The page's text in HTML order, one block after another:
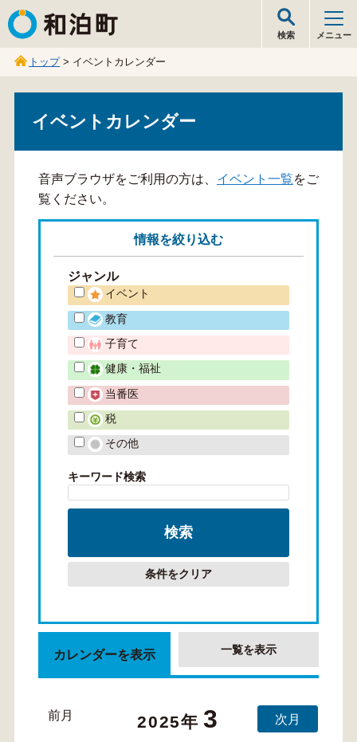
和泊町
検索 メニュー
トップ> イベントカレンダー
イベントカレンダー
音声ブラウザをご利用の方は、 イベント一覧をご
覧ください。
情報を絞り込む
ジャンル
イベント
教育
子育て
健康・福祉
当番医
税
その他
キーワード検索
条件をクリア
カレンダーを表示 一覧を表示
前月 2025年 3 次月